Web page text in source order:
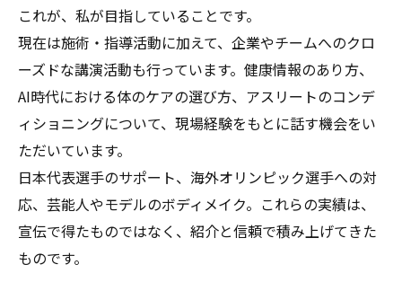
これが、私が目指していることです。
現在は施術・指導活動に加えて、企業やチームへのクロ
ーズドな講演活動も行っています。健康情報のあり方、
AI時代における体のケアの選び方、アスリートのコンデ
ィショニングについて、現場経験をもとに話す機会をい
ただいています。
日本代表選手のサポート、海外オリンピック選手への対
応、芸能人やモデルのボディメイク。これらの実績は、
宣伝で得たものではなく、紹介と信頼で積み上げてきた
ものです。